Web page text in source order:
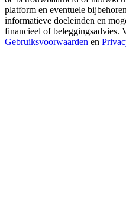
USDT Flexible Staking |
platform en eventuele
informatieve doeleinden en
financieel of beleggingsadvies.
Gebruiksvoorwaarden en